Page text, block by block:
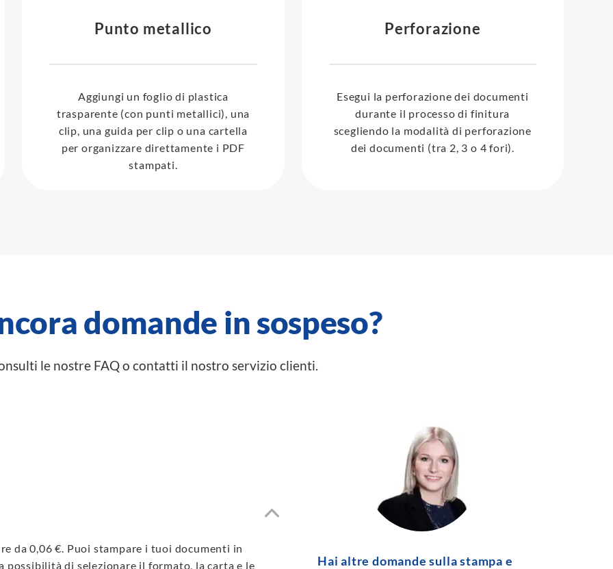
Punto metallico
Aggiungi un foglio di plastica
trasparente (con punti metallici), una
clip, una guida per clip o una cartella
per organizzare direttamente i PDF
stampati.
Perforazione
Esegui la perforazione dei documenti
durante il processo di finitura
scegliendo la modalità di perforazione
dei documenti (tra 2, 3 o 4 fori).
domande in sospeso?
le nostre FAQ o contatti il nostro servizio clienti.
da 0,06 €. Puoi stampare i tuoi documenti in
possibilità di selezionare il formato, la carta e le
Hai altre domande sulla stampa e